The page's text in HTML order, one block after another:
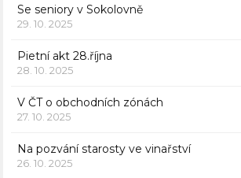
Se seniory v Sokolovně
29. 10. 2025
Pietní akt 28.října
28. 10. 2025
V ČT o obchodních zónách
27. 10. 2025
Na pozvání starosty ve vinařství
26. 10. 2025